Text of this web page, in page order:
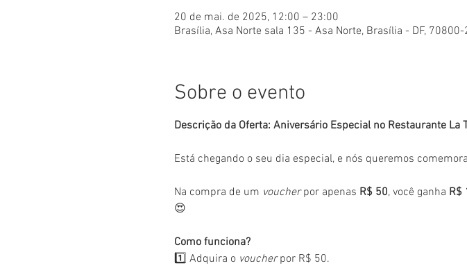
20 de mai. de 2025, 12:00 – 23:00
Brasília, Asa Norte sala 135 - Asa Norte, Brasília - DF,
Sobre o evento
Descrição da Oferta: Aniversário Especial no Restaurante La
Está chegando o seu dia especial, e nós queremos
Na compra de um voucher por apenas R$ 50, você ganha R$
😍
Como funciona?
1️⃣ Adquira o voucher por R$ 50.